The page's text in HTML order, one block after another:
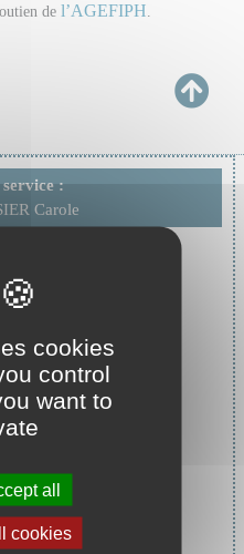
:
Carole
de l’AGEFIPH
cookies
control
want to
all
cookies